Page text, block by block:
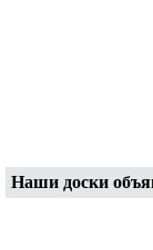
Наши доски